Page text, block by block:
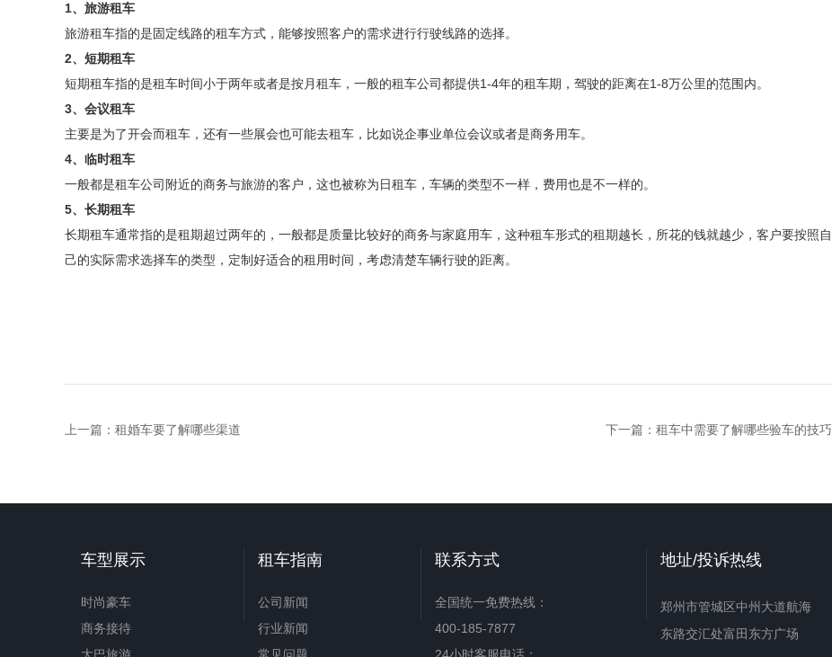
1、旅游租车
旅游租车指的是固定线路的租车方式，能够按照客户的需求进行行驶线路的选择。
2、短期租车
短期租车指的是租车时间小于两年或者是按月租车，一般的租车公司都提供1-4年的租车期，驾驶的距离在1-8万公里的范围内。
3、会议租车
主要是为了开会而租车，还有一些展会也可能去租车，比如说企事业单位会议或者是商务用车。
4、临时租车
一般都是租车公司附近的商务与旅游的客户，这也被称为日租车，车辆的类型不一样，费用也是不一样的。
5、长期租车
长期租车通常指的是租期超过两年的，一般都是质量比较好的商务与家庭用车，这种租车形式的租期越长，所花的钱就越少，客户要按照自
己的实际需求选择车的类型，定制好适合的租用时间，考虑清楚车辆行驶的距离。
上一篇： 租婚车要了解哪些渠道 下一篇： 租车中需要了解哪些验车的技巧
车型展示
时尚豪车
商务接待
租车指南
公司新闻
行业新闻
联系方式
全国统一免费热线：
400-185-7877
地址/投诉热线
郑州市管城区中州大道航海
东路交汇处富田东方广场